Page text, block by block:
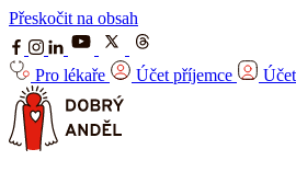
Přeskočit na obsah
Pro lékaře Účet příjemce